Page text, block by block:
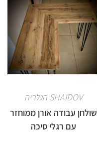
SHAIDOV הגלריה
שולחן עבודה אורן ממוחזר
עם רגלי סיכה